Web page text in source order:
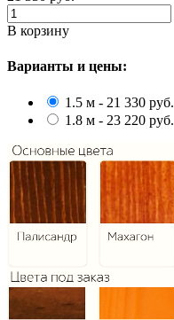
В корзину
Варианты и цены:
1.5 м - 21 330 руб.
1.8 м - 23 220 руб.